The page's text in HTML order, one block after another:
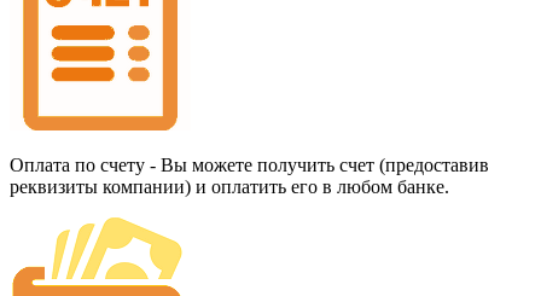
Оплата по счету - Вы можете получить счет (предоставив
реквизиты компании) и оплатить его в любом банке.